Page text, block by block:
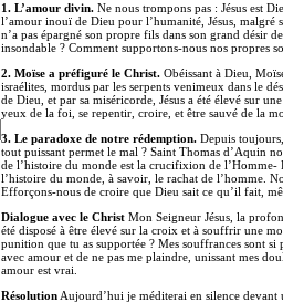
1. L’amour divin. Ne nous trompons pas : Jésus est
l’amour inouï de Dieu pour l’humanité, Jésus,
n’a pas épargné son propre fils dans son grand désir
insondable ? Comment supportons-nous nos propres
2. Moïse a préfiguré le Christ. Obéissant à Dieu,
israélites, mordus par les serpents venimeux dans le
de Dieu, et par sa miséricorde, Jésus a été élevé sur
yeux de la foi, se repentir, croire, et être sauvé de la
3. Le paradoxe de notre rédemption. Depuis
tout puissant permet le mal ? Saint Thomas d’Aquin
de l’histoire du monde est la crucifixion de
l’histoire du monde, à savoir, le rachat de l’homme.
Efforçons-nous de croire que Dieu sait ce qu’il fait,
Dialogue avec le Christ Mon Seigneur Jésus, la
été disposé à être élevé sur la croix et à souffrir une
punition que tu as supportée ? Mes souffrances sont
avec amour et de ne pas me plaindre, unissant mes
amour est vrai.
Résolution Aujourd’hui je méditerai en silence